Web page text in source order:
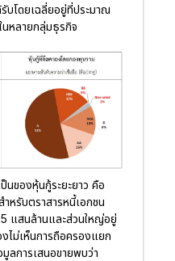
บโดยเฉลี่ยอยู่ที่ประมาณ
นหลายกลุ่มธุรกิจ
นของหุ้นกู้ระยะยาว คือ
หรับตราสารหนี้เอกชน
แสนล้านและส่วนใหญ่อยู่
ไม่เห็นการถือครองแยก
ลการเสนอขายพบว่า